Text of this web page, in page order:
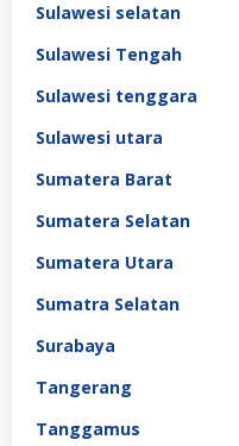
Sulawesi selatan
Sulawesi Tengah
Sulawesi tenggara
Sulawesi utara
Sumatera Barat
Sumatera Selatan
Sumatera Utara
Sumatra Selatan
Surabaya
Tangerang
Tanggamus